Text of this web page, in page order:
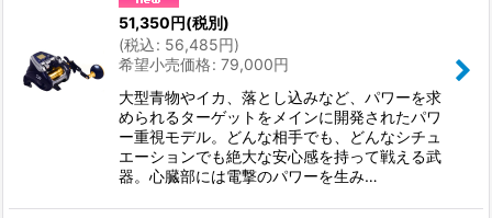
51,350円(税別)
(税込: 56,485円)
希望小売価格: 79,000円
大型青物やイカ、落とし込みなど、パワーを求
められるターゲットをメインに開発されたパワ
ー重視モデル。どんな相手でも、どんなシチュ
エーションでも絶大な安心感を持って戦える武
器。心臓部には電撃のパワーを生み…